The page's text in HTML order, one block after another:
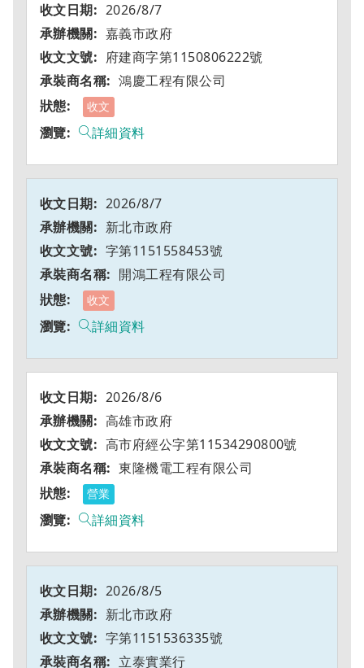
2026/8/7
嘉義市政府
府建商字第1150806222號
鴻慶工程有限公司
收文
詳細資料
2026/8/7
新北市政府
字第1151558453號
開鴻工程有限公司
收文
詳細資料
2026/8/6
高雄市政府
高市府經公字第11534290800號
東隆機電工程有限公司
營業
詳細資料
2026/8/5
新北市政府
字第1151536335號
立泰實業行